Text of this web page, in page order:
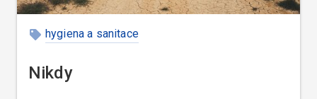
hygiena a sanitace
Nikdy